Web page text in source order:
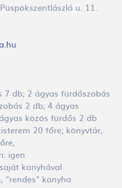
u. 11.
7 db; 2 ágyas fürdőszobás
2 db; 4 ágyas
közös fürdős 2 db
20 főre; könyvtár,
igen
konyhával
"rendes" konyha